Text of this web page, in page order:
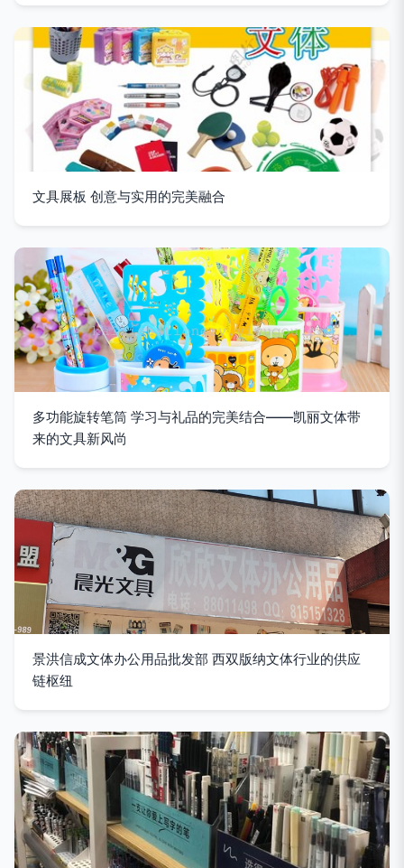
文具展板 创意与实用的完美融合
多功能旋转笔筒 学习与礼品的完美结合——凯丽文体带
来的文具新风尚
景洪信成文体办公用品批发部 西双版纳文体行业的供应
链枢纽